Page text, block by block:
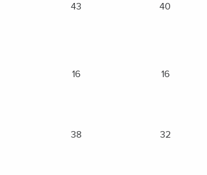
43 40
16 16
38 32